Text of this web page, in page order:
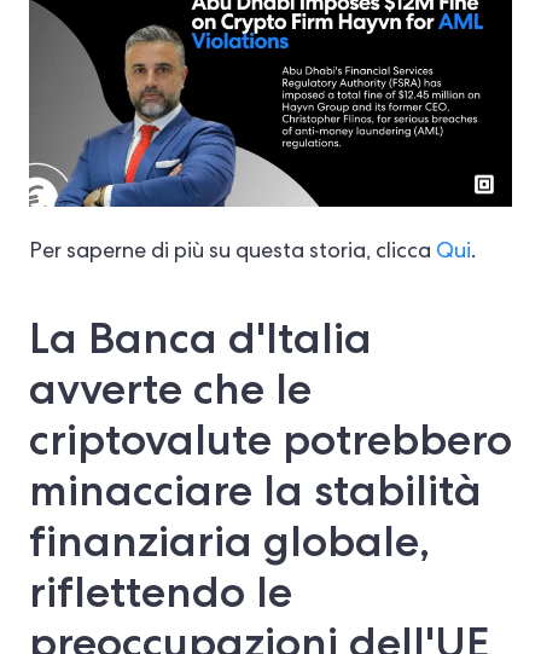
Per saperne di più su questa storia, clicca Qui.
La Banca d'Italia
avverte che le
criptovalute potrebbero
minacciare la stabilità
finanziaria globale,
riflettendo le
preoccupazioni dell'UE